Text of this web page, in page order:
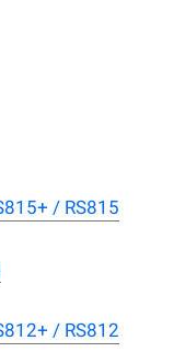
/ RS815
/ RS812